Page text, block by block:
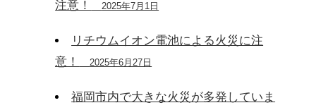
注意！
2025年7月1日
リチウムイオン電池による火災に注
意！
2025年6月27日
福岡市内で大きな火災が多発していま